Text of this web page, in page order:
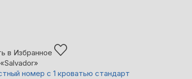
в Избранное
номер с 1 кроватью стандарт